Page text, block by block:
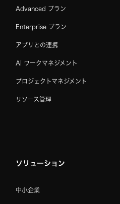
Advanced プラン
Enterprise プラン
アプリとの連携
AI ワークマネジメント
プロジェクトマネジメント
リソース管理
ソリューション
中小企業